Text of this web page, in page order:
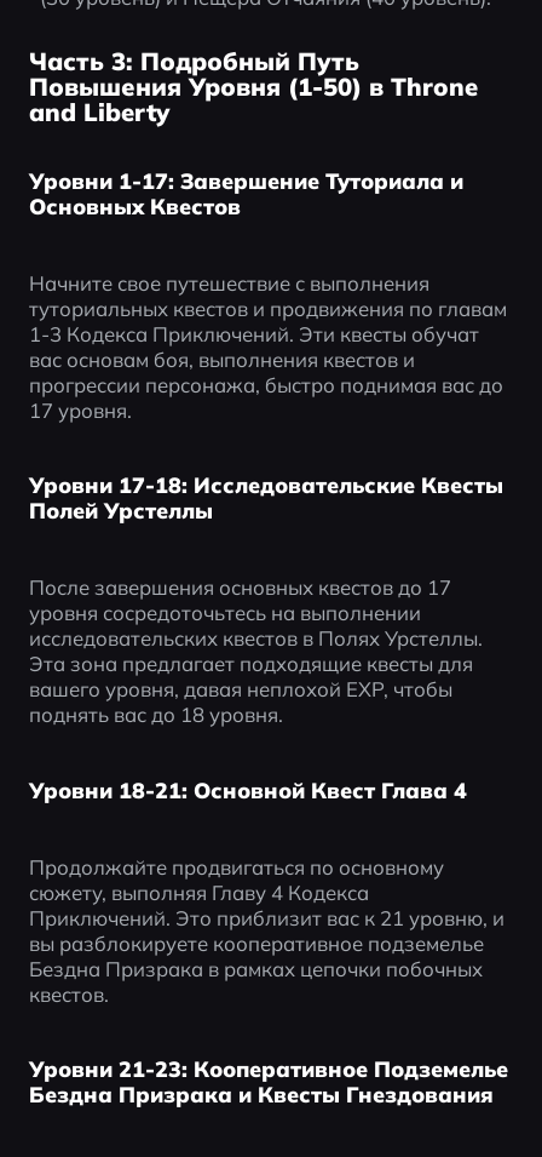
Часть 3: Подробный Путь
Повышения Уровня (1-50) в Throne
and Liberty
Уровни 1-17: Завершение Туториала и
Основных Квестов
Начните свое путешествие с выполнения
туториальных квестов и продвижения по главам
1-3 Кодекса Приключений. Эти квесты обучат
вас основам боя, выполнения квестов и
прогрессии персонажа, быстро поднимая вас до
17 уровня.
Уровни 17-18: Исследовательские Квесты
Полей Урстеллы
После завершения основных квестов до 17
уровня сосредоточьтесь на выполнении
исследовательских квестов в Полях Урстеллы.
Эта зона предлагает подходящие квесты для
вашего уровня, давая неплохой EXP, чтобы
поднять вас до 18 уровня.
Уровни 18-21: Основной Квест Глава 4
Продолжайте продвигаться по основному
сюжету, выполняя Главу 4 Кодекса
Приключений. Это приблизит вас к 21 уровню, и
вы разблокируете кооперативное подземелье
Бездна Призрака в рамках цепочки побочных
квестов.
Уровни 21-23: Кооперативное Подземелье
Бездна Призрака и Квесты Гнездования